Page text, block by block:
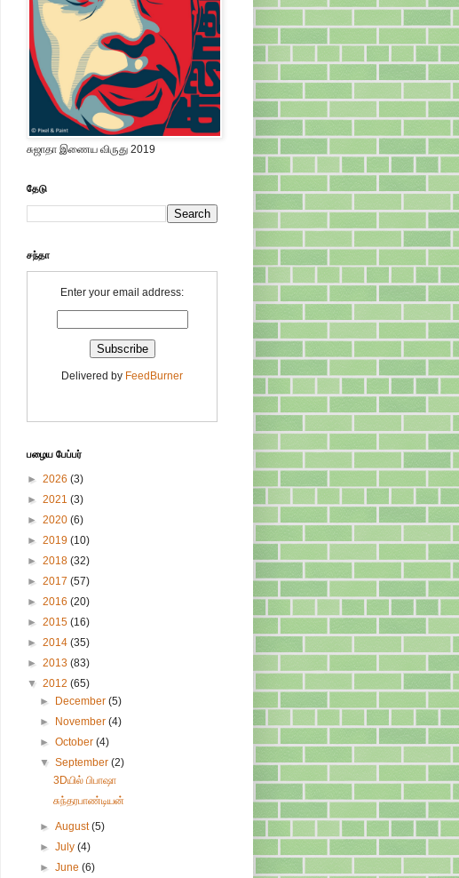
சுஜாதா இணைய விருது 2019
தேடு
சந்தா
Enter your email address:
Delivered by FeedBurner
பழைய பேப்பர்
► 2026 (3)
► 2021 (3)
► 2020 (6)
► 2019 (10)
► 2018 (32)
► 2017 (57)
► 2016 (20)
► 2015 (16)
► 2014 (35)
► 2013 (83)
▼ 2012 (65)
►
December(5)
►
November(4)
►October(4)
▼September(2)
3Dயில் பிபாஷா
சுந்தரபாண்டியன்
►August(5)
►July(4)
►June(6)